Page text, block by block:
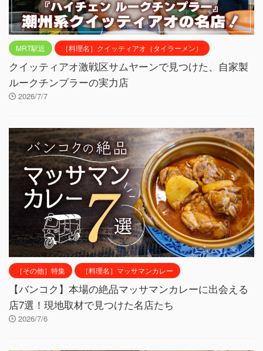
MRT駅近 ［料理名］クイッティアオ（タイラーメン）
クイッティアオ激戦区サムヤーンで見つけた、自家製
ルークチンプラーの実力店
2026/7/7
［その他］特集 ［料理名］マッサマンカレー
【バンコク】本場の絶品マッサマンカレーに出会える
店7選！現地取材で見つけた名店たち
2026/7/6